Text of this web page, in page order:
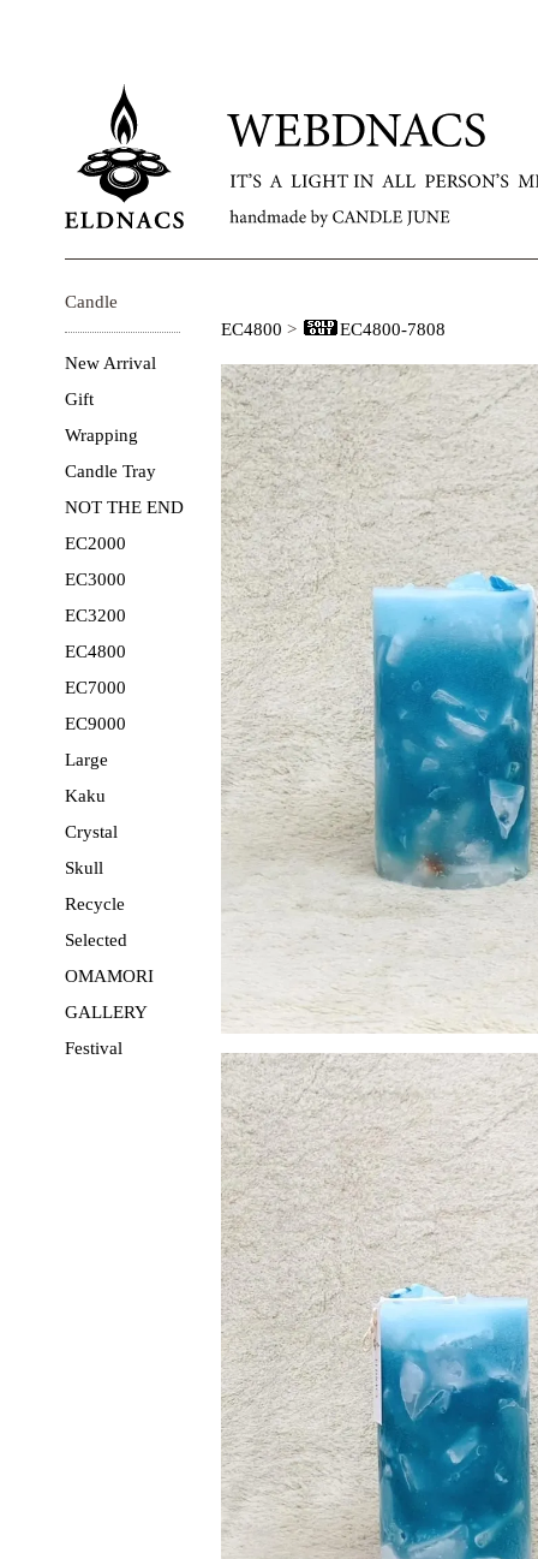
Candle
New Arrival
Gift
Wrapping
Candle Tray
NOT THE END
EC2000
EC3000
EC3200
EC4800
EC7000
EC9000
Large
Kaku
Crystal
Skull
Recycle
Selected
OMAMORI
GALLERY
Festival
EC4800 > EC4800-7808